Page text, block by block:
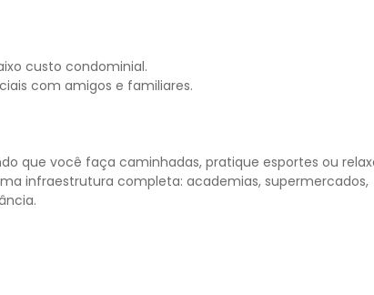
custo condominial.
com amigos e familiares.
que você faça caminhadas, pratique esportes ou
infraestrutura completa: academias, supermercados,